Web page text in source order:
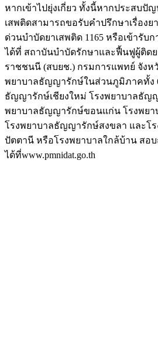
หากเข้าไปยุ่งเกี่ยว ทั้งนี้หากประสบปั
เสพติดสามารถขอรับคำปรึกษาเรื่องย
ด่วนบำบัดยาเสพติด 1165 หรือเข้ารับ
ได้ที่ สถาบันบำบัดรักษาและฟื้นฟูผู้ติด
ราชชนนี (สบยช.) กรมการแพทย์ จังห
พยาบาลธัญญารักษ์ในส่วนภูมิภาคทั้ง
ธัญญารักษ์เชียงใหม่ โรงพยาบาลธัญ
พยาบาลธัญญารักษ์ขอนแก่น โรงพย
โรงพยาบาลธัญญารักษ์สงขลา และโ
ปัตตานี หรือโรงพยาบาลใกล้บ้าน สอ
ได้ที่www.pmnidat.go.th